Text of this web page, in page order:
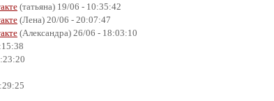
(татьяна) 19/06 - 10:35:42
(Лена) 20/06 - 20:07:47
(Александра) 26/06 - 18:03:10